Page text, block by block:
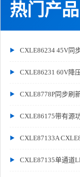
热门产品
CXLE86234 45V同
CXLE86231 60V降
CXLE8778P同步刷
CXLE86175带有源
CXLE87133A
CXLE87135单通道